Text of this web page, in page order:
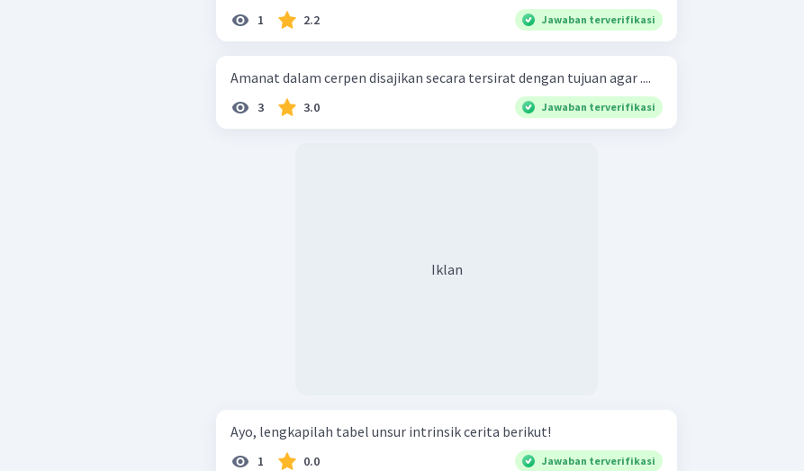
1 2.2 Jawaban terverifikasi
Amanat dalam cerpen disajikan secara tersirat dengan tujuan agar ....
3 3.0 Jawaban terverifikasi
Iklan
Ayo, lengkapilah tabel unsur intrinsik cerita berikut!
1 0.0 Jawaban terverifikasi